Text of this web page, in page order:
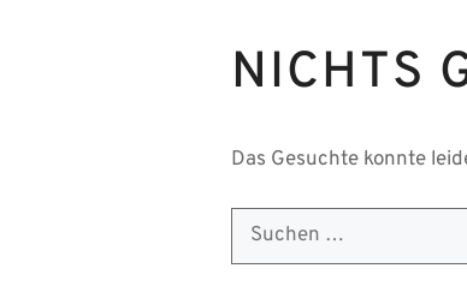
NICHTS
Das Gesuchte konnte
Suchen
nach: